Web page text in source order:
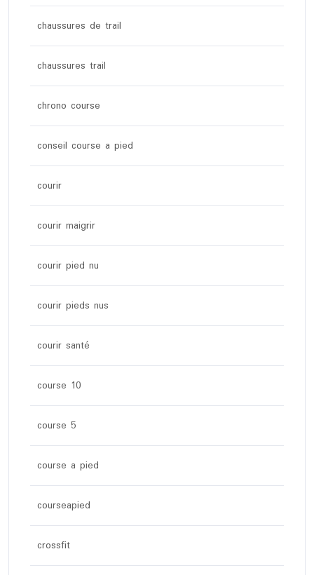
chaussures de trail
chaussures trail
chrono course
conseil course a pied
courir
courir maigrir
courir pied nu
courir pieds nus
courir santé
course 10
course 5
course a pied
courseapied
crossfit